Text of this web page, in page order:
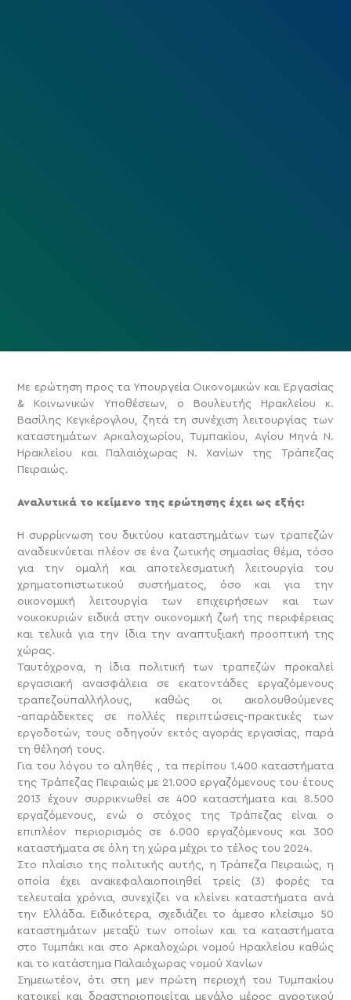
Με ερώτηση προς τα Υπουργεία Οικονομικών και Εργασίας
& Κοινωνικών Υποθέσεων, ο Βουλευτής Ηρακλείου κ.
Βασίλης Κεγκέρογλου, ζητά τη συνέχιση λειτουργίας των
καταστημάτων Αρκαλοχωρίου, Τυμπακίου, Αγίου Μηνά Ν.
Ηρακλείου και Παλαιόχωρας Ν. Χανίων της Τράπεζας
Πειραιώς.
Αναλυτικά το κείμενο της ερώτησης έχει ως εξής:
Η συρρίκνωση του δικτύου καταστημάτων των τραπεζών
αναδεικνύεται πλέον σε ένα ζωτικής σημασίας θέμα, τόσο
για την ομαλή και αποτελεσματική λειτουργία του
χρηματοπιστωτικού συστήματος, όσο και για την
οικονομική λειτουργία των επιχειρήσεων και των
νοικοκυριών ειδικά στην οικονομική ζωή της περιφέρειας
και τελικά για την ίδια την αναπτυξιακή προοπτική της
χώρας.
Ταυτόχρονα, η ίδια πολιτική των τραπεζών προκαλεί
εργασιακή ανασφάλεια σε εκατοντάδες εργαζόμενους
τραπεζοϋπαλλήλους, καθώς οι ακολουθούμενες
-απαράδεκτες σε πολλές περιπτώσεις-πρακτικές των
εργοδοτών, τους οδηγούν εκτός αγοράς εργασίας, παρά
τη θέλησή τους.
Για του λόγου το αληθές , τα περίπου 1.400 καταστήματα
της Τράπεζας Πειραιώς με 21.000 εργαζόμενους του έτους
2013 έχουν συρρικνωθεί σε 400 καταστήματα και 8.500
εργαζόμενους, ενώ ο στόχος της Τράπεζας είναι ο
επιπλέον περιορισμός σε 6.000 εργαζόμενους και 300
καταστήματα σε όλη τη χώρα μέχρι το τέλος του 2024.
Στο πλαίσιο της πολιτικής αυτής, η Τράπεζα Πειραιώς, η
οποία έχει ανακεφαλαιοποιηθεί τρείς (3) φορές τα
τελευταία χρόνια, συνεχίζει να κλείνει καταστήματα ανά
την Ελλάδα. Ειδικότερα, σχεδιάζει το άμεσο κλείσιμο 50
καταστημάτων μεταξύ των οποίων και τα καταστήματα
στο Τυμπάκι και στο Αρκαλοχώρι νομού Ηρακλείου καθώς
και το κατάστημα Παλαιόχωρας νομού Χανίων
Σημειωτέον, ότι στη μεν πρώτη περιοχή του Τυμπακίου
κατοικεί και δραστηριοποιείται μεγάλο μέρος αγροτικού